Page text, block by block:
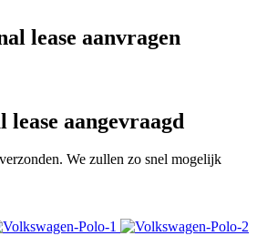
lease aanvragen
aangevraagd
We zullen zo snel mogelijk